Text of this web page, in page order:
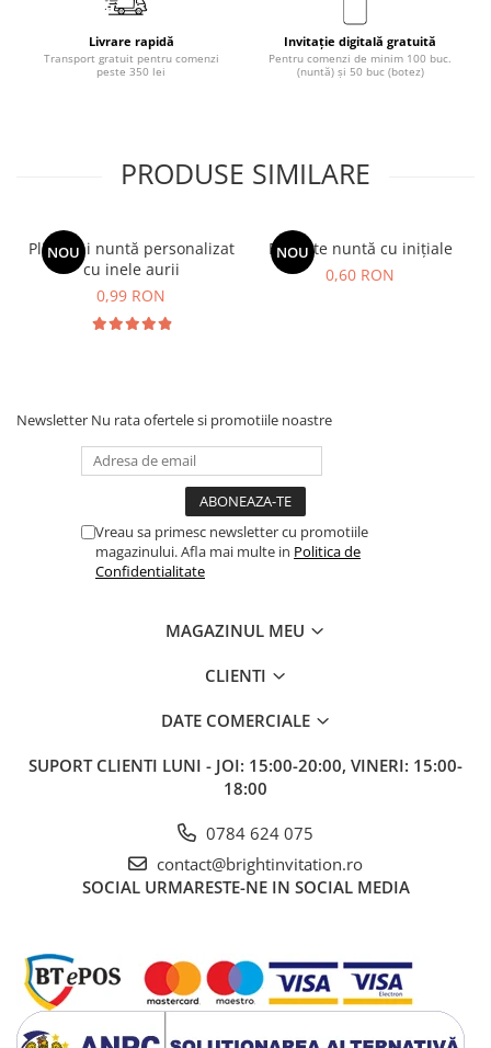
Livrare rapidă
Transport gratuit pentru comenzi
peste 350 lei
Invitație digitală gratuită
Pentru comenzi de minim 100 buc.
(nuntă) și 50 buc (botez)
PRODUSE SIMILARE
NOU
Plic bani nuntă personalizat
cu inele aurii
0,99 RON
NOU
Etichete nuntă cu inițiale
0,60 RON
Newsletter Nu rata ofertele si promotiile noastre
Vreau sa primesc newsletter cu promotiile
magazinului. Afla mai multe in Politica de
Confidentialitate
MAGAZINUL MEU
CLIENTI
DATE COMERCIALE
SUPORT CLIENTI LUNI - JOI: 15:00-20:00, VINERI: 15:00-
18:00
0784 624 075
contact@brightinvitation.ro
SOCIAL URMARESTE-NE IN SOCIAL MEDIA